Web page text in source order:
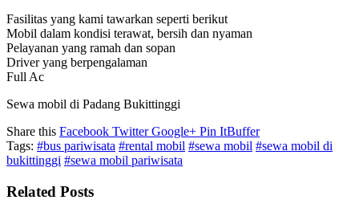
Fasilitas yang kami tawarkan seperti berikut
Mobil dalam kondisi terawat, bersih dan nyaman
Pelayanan yang ramah dan sopan
Driver yang berpengalaman
Full Ac
Sewa mobil di Padang Bukittinggi
Share this Facebook TwitterGoogle+ Pin ItBuffer
Tags: #bus pariwisata #rental mobil #sewa mobil #sewa mobil di
bukittinggi #sewa mobil pariwisata
Related Posts